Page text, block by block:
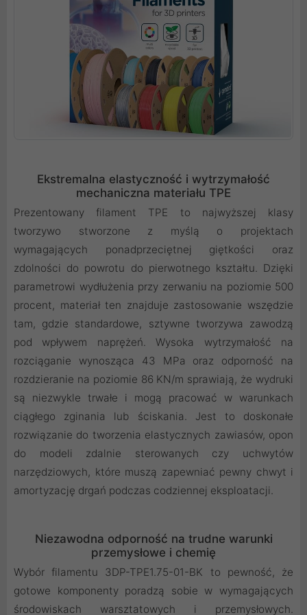
Ekstremalna elastyczność i wytrzymałość
mechaniczna materiału TPE
Prezentowany filament TPE to najwyższej klasy
tworzywo stworzone z myślą o projektach
wymagających ponadprzeciętnej giętkości oraz
zdolności do powrotu do pierwotnego kształtu. Dzięki
parametrowi wydłużenia przy zerwaniu na poziomie 500
procent, materiał ten znajduje zastosowanie wszędzie
tam, gdzie standardowe, sztywne tworzywa zawodzą
pod wpływem naprężeń. Wysoka wytrzymałość na
rozciąganie wynosząca 43 MPa oraz odporność na
rozdzieranie na poziomie 86 KN/m sprawiają, że wydruki
są niezwykle trwałe i mogą pracować w warunkach
ciągłego zginania lub ściskania. Jest to doskonałe
rozwiązanie do tworzenia elastycznych zawiasów, opon
do modeli zdalnie sterowanych czy uchwytów
narzędziowych, które muszą zapewniać pewny chwyt i
amortyzację drgań podczas codziennej eksploatacji.
Niezawodna odporność na trudne warunki
przemysłowe i chemię
Wybór filamentu 3DP-TPE1.75-01-BK to pewność, że
gotowe komponenty poradzą sobie w wymagających
środowiskach warsztatowych i przemysłowych.